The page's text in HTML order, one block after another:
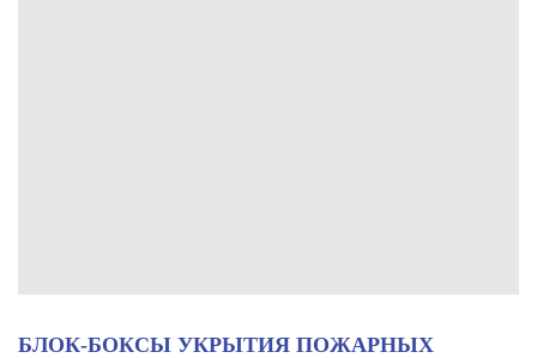
БЛОК-БОКСЫ УКРЫТИЯ ПОЖАРНЫХ